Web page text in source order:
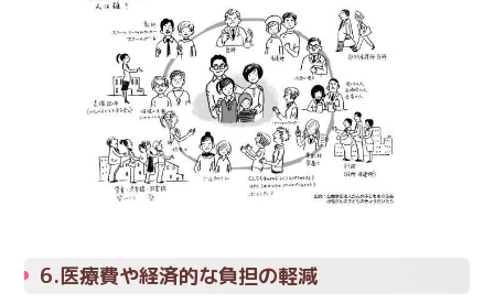
6.医療費や経済的な負担の軽減